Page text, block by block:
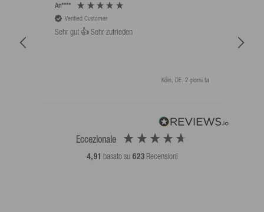
Eccezionale
4,91 basato su 623 Recensioni
An****
Verified Customer
Sehr gut 👍 Sehr zufrieden
Köln, DE, 2 giorni fa